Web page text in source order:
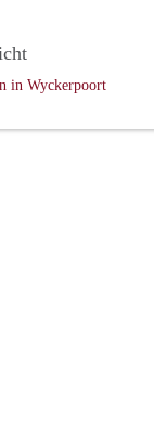
in Wyckerpoort